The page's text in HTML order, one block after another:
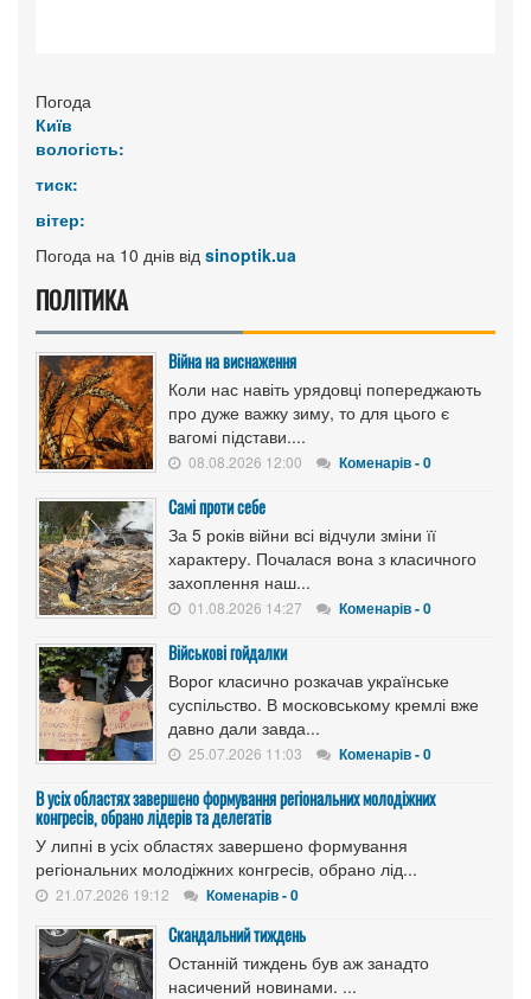
Погода
Київ
вологість:
тиск:
вітер:
Погода на 10 днів від sinoptik.ua
ПОЛІТИКА
Війна на виснаження
Коли нас навіть урядовці попереджають
про дуже важку зиму, то для цього є
вагомі підстави....
08.08.2026 12:00 Коменарів - 0
Самі проти себе
За 5 років війни всі відчули зміни її
характеру. Почалася вона з класичного
захоплення наш...
01.08.2026 14:27 Коменарів - 0
Військові гойдалки
Ворог класично розкачав українське
суспільство. В московському кремлі вже
давно дали завда...
25.07.2026 11:03 Коменарів - 0
В усіх областях завершено формування регіональних молодіжних
конгресів, обрано лідерів та делегатів
У липні в усіх областях завершено формування
регіональних молодіжних конгресів, обрано лід...
21.07.2026 19:12 Коменарів - 0
Скандальний тиждень
Останній тиждень був аж занадто
насичений новинами. ...